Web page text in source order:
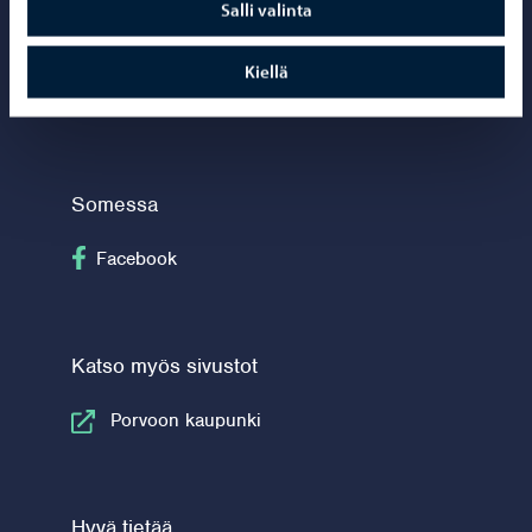
Salli valinta
Kiellä
06150 Porvoo
Somessa
Seuraa Facebook
Facebook
Katso myös sivustot
Porvoon kaupunki